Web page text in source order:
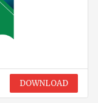
DOWNLOAD